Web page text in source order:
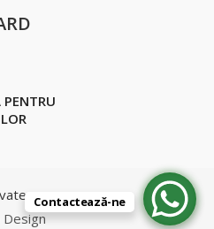
Contactează-ne